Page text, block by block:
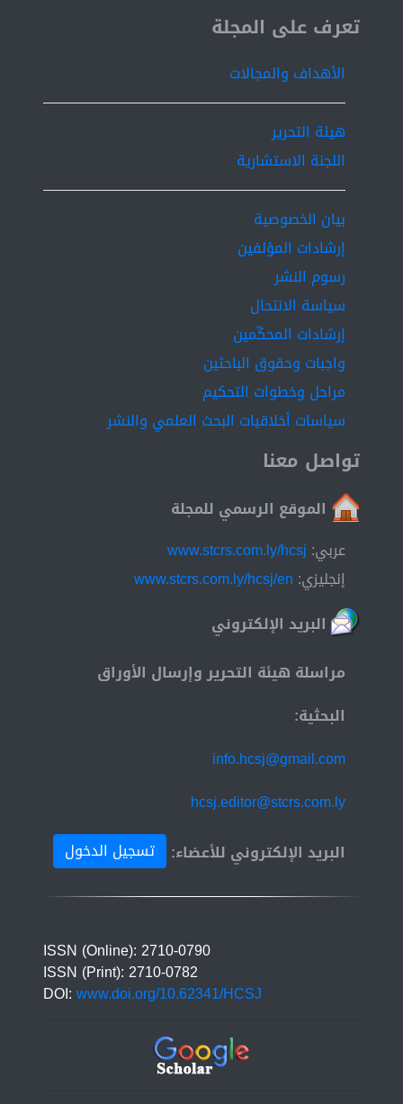
ISSN 2519-9854
تعرف على المجلة
الأهداف والمجالات
هيئة التحرير
اللجنة الاستشارية
بيان الخصوصية
إرشادات المؤلفين
رسوم النشر
سياسة الانتحال
إرشادات المحكّمين
واجبات وحقوق الباحثين
مراحل وخطوات التحكيم
سياسات أخلاقيات البحث العلمي والنشر
تواصل معنا
الموقع الرسمي للمجلة
عربي: www.stcrs.com.ly/hcsj
إنجليزي: www.stcrs.com.ly/hcsj/en
البريد الإلكتروني
مراسلة هيئة التحرير وإرسال الأوراق
البحثية:
info.hcsj@gmail.com
hcsj.editor@stcrs.com.ly
البريد الإلكتروني للأعضاء:
تسجيل الدخول
ISSN (Online): 2710-0790
ISSN (Print): 2710-0782
DOI:www.doi.org/10.62341/HCSJ